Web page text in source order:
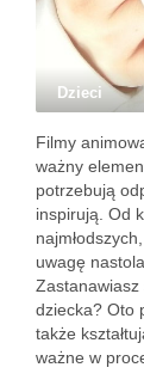
Dzieci
Filmy
ważny
potrzebują
inspirują. Od
uwagę
dziecka? Oto
także
ważne w